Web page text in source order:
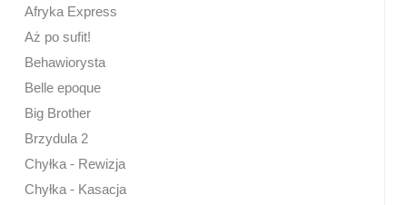
Afryka Express
Aż po sufit!
Behawiorysta
Belle epoque
Big Brother
Brzydula 2
Chyłka - Rewizja
Chyłka - Kasacja